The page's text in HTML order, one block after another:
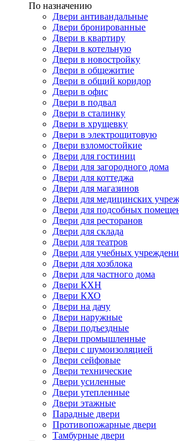
По назначению
Двери антивандальные
Двери бронированные
Двери в квартиру
Двери в котельную
Двери в новостройку
Двери в общежитие
Двери в общий коридор
Двери в офис
Двери в подвал
Двери в сталинку
Двери в хрущевку
Двери в электрощитовую
Двери взломостойкие
Двери для гостиниц
Двери для загородного дома
Двери для коттеджа
Двери для магазинов
Двери для медицинских
Двери для подсобных
Двери для ресторанов
Двери для склада
Двери для театров
Двери для учебных
Двери для хозблока
Двери для частного дома
Двери КХН
Двери КХО
Двери на дачу
Двери наружные
Двери подъездные
Двери промышленные
Двери с шумоизоляцией
Двери сейфовые
Двери технические
Двери усиленные
Двери утепленные
Двери этажные
Парадные двери
Противопожарные двери
Тамбурные двери